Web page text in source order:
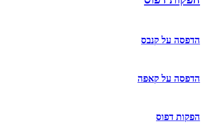
הדפסה על קנבס
הדפסה על קאפה
הפקות דפוס